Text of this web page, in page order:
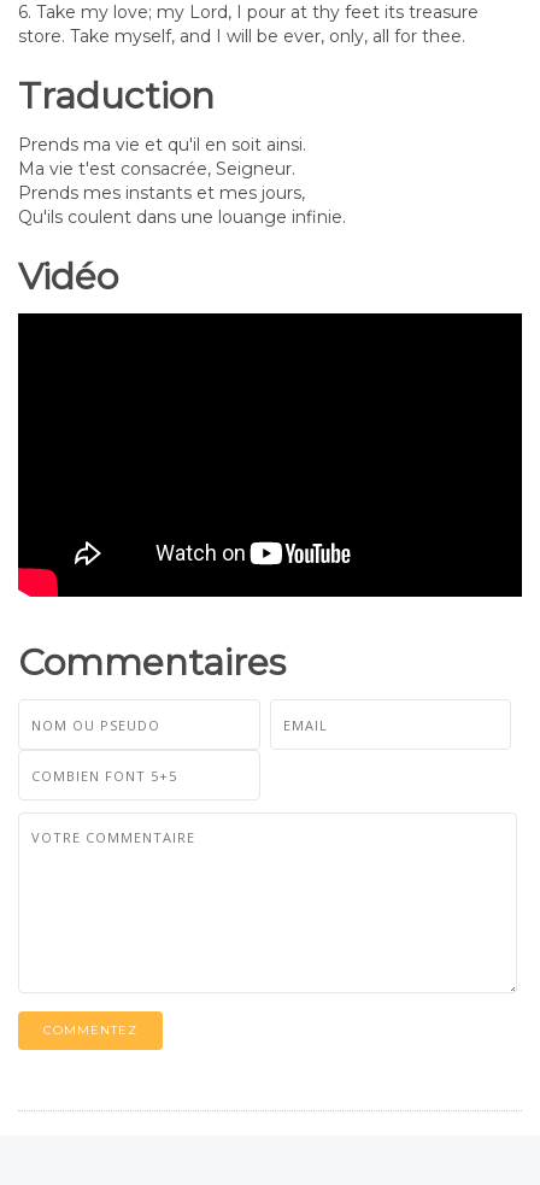
6. Take my love; my Lord, I pour at thy feet its treasure
store. Take myself, and I will be ever, only, all for thee.
Traduction
Prends ma vie et qu'il en soit ainsi.
Ma vie t'est consacrée, Seigneur.
Prends mes instants et mes jours,
Qu'ils coulent dans une louange infinie.
Vidéo
Commentaires
COMMENTEZ